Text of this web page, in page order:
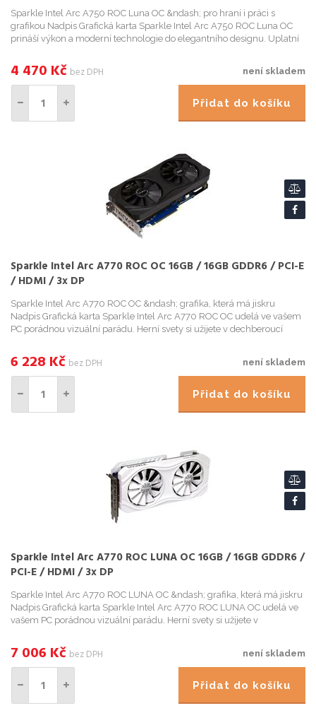
Sparkle Intel Arc A750 ROC Luna OC &ndash; pro hraní i práci s
grafikou Nadpis Grafická karta Sparkle Intel Arc A750 ROC Luna OC
prináší výkon a moderní technologie do elegantního designu. Uplatní
není skladem
4 470 Kč bez DPH
Přidat do košíku
Sparkle Intel Arc A770 ROC OC 16GB / 16GB GDDR6 / PCI-E
/ HDMI / 3x DP
Sparkle Intel Arc A770 ROC OC &ndash; grafika, která má jiskru
Nadpis Grafická karta Sparkle Intel Arc A770 ROC OC udelá ve vašem
PC porádnou vizuální parádu. Herní svety si užijete v dechberoucí
není skladem
6 228 Kč bez DPH
Přidat do košíku
Sparkle Intel Arc A770 ROC LUNA OC 16GB / 16GB GDDR6 /
PCI-E / HDMI / 3x DP
Sparkle Intel Arc A770 ROC LUNA OC &ndash; grafika, která má jiskru
Nadpis Grafická karta Sparkle Intel Arc A770 ROC LUNA OC udelá ve
vašem PC porádnou vizuální parádu. Herní svety si užijete v
není skladem
7 006 Kč bez DPH
Přidat do košíku